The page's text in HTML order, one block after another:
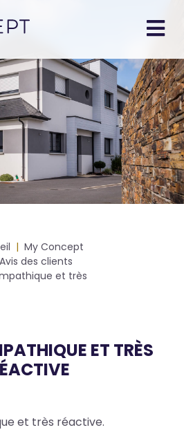
principale
My Concept
Avis des clients
et très
ET TRÈS
et très réactive.